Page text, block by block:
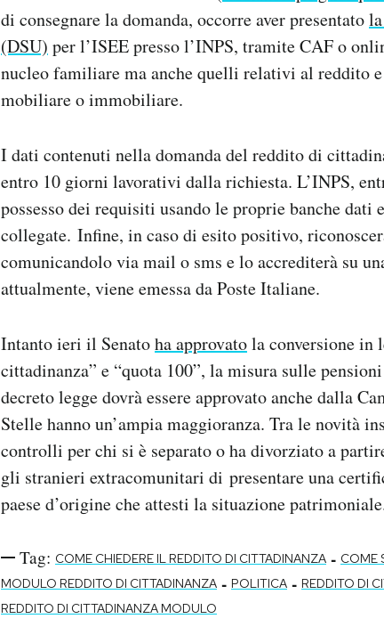
di consegnare la domanda, occorre aver presentato
(DSU) per l’ISEE presso l’INPS, tramite CAF o
nucleo familiare ma anche quelli relativi al reddito
mobiliare o immobiliare.
I dati contenuti nella domanda del reddito di
entro 10 giorni lavorativi dalla richiesta. L’INPS,
possesso dei requisiti usando le proprie banche
collegate. Infine, in caso di esito positivo,
comunicandolo via mail o sms e lo accrediterà su
attualmente, viene emessa da Poste Italiane.
Intanto ieri il Senatoha approvatola conversione in
cittadinanza” e “quota 100”, la misura sulle
decreto legge dovrà essere approvato anche dalla
Stelle hanno un’ampia maggioranza. Tra le novità
controlli per chi si è separato o ha divorziato a
gli stranieri extracomunitari di presentare una
paese d’origine che attesti la situazione
Tag: COME CHIEDERE IL REDDITO DI CITTADINANZA - COME
MODULO REDDITO DI CITTADINANZA - POLITICA - REDDITO DI
REDDITO DI CITTADINANZA MODULO